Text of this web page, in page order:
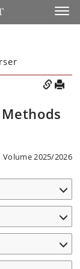
Volume 2025/2026